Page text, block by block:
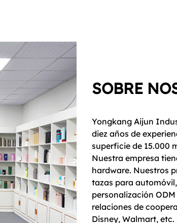
SOBRE
Yongkang Aijun
diez años de
superficie de 15.000
Nuestra empresa
hardware. Nuestros
tazas para
personalización
relaciones de
Disney, Walmart,